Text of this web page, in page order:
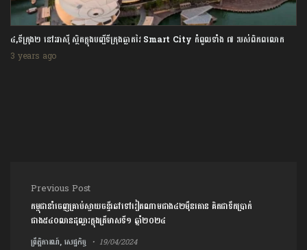
១, តៃវ៉ាន់ តាំងបង្អួត Haikun នាវាមុជទឹកផលិតក្នុងស្រុកដំបូងបំផុតតម្លៃជាង ១៥០០លានដុល្លារ
3 years ago
Post navigation
Previous Post
កម្ពុជានាំចេញគ្រាប់ស្វាយចន្ទីឆៅទៅវៀតណាមជាង៤២ម៉ឺនតោន គិតជាទឹកប្រាក់
ជាង៥៤០លានដុល្លារក្នុងត្រីមាសទី១ ឆ្នាំ២០២៤
ព្រឹត្តិការណ៍, សេដ្ឋកិច្ច 19/04/2024